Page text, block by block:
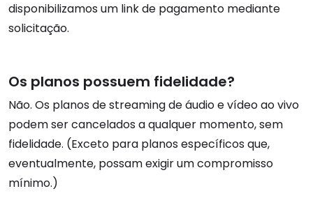
disponibilizamos um link de pagamento mediante
solicitação.
Os planos possuem fidelidade?
Não. Os planos de streaming de áudio e vídeo ao vivo
podem ser cancelados a qualquer momento, sem
fidelidade. (Exceto para planos específicos que,
eventualmente, possam exigir um compromisso
mínimo.)